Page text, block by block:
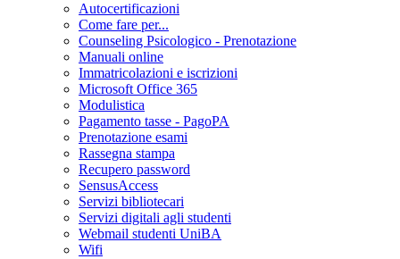
Autocertificazioni
Come fare per...
Counseling Psicologico - Prenotazione
Manuali online
Immatricolazioni e iscrizioni
Microsoft Office 365
Modulistica
Pagamento tasse - PagoPA
Prenotazione esami
Rassegna stampa
Recupero password
SensusAccess
Servizi bibliotecari
Servizi digitali agli studenti
Webmail studenti UniBA
Wifi